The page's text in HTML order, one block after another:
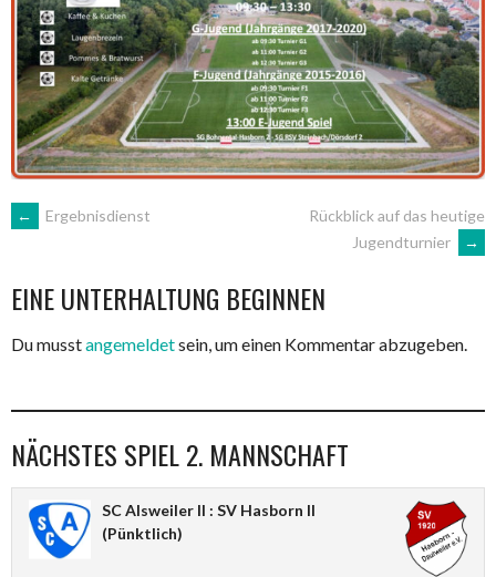
ARTIKEL-
NAVIGATION
← Ergebnisdienst
Rückblick auf das heutige
Jugendturnier
→
EINE UNTERHALTUNG BEGINNEN
Du musstangemeldetsein, um einen Kommentar abzugeben.
NÄCHSTES SPIEL 2. MANNSCHAFT
SC Alsweiler II : SV Hasborn II
(Pünktlich)